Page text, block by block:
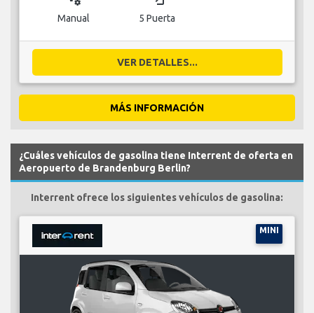
Manual 5 Puerta
VER DETALLES...
MÁS INFORMACIÓN
¿Cuáles vehículos de gasolina tiene Interrent de oferta en
Aeropuerto de Brandenburg Berlin?
Interrent ofrece los siguientes vehículos de gasolina:
MINI